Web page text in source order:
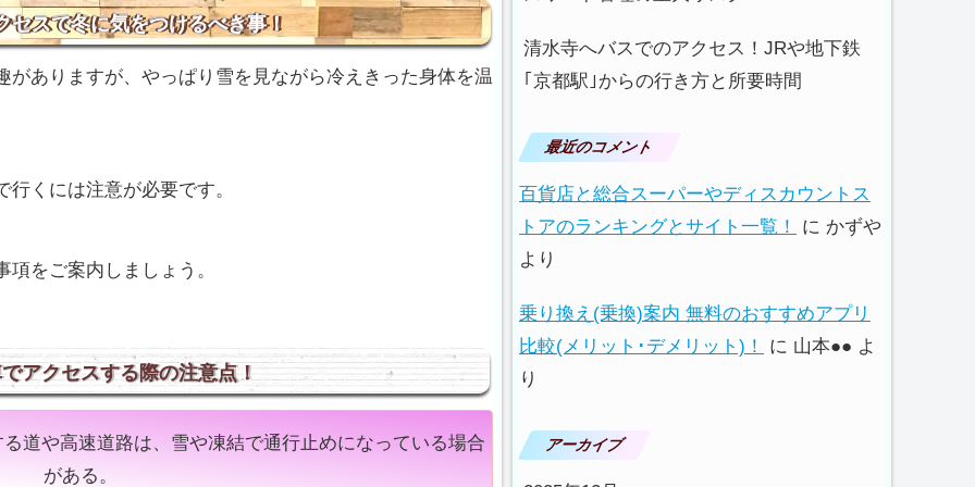
セスで冬に気をつけるべき事！
ありますが、やっぱり雪を見ながら冷えきった身体を温
くには注意が必要です。
をご案内しましょう。
アクセスする際の注意点！
道や高速道路は、雪や凍結で通行止めになっている場合
がある。
清水寺へバスでのアクセス！JRや地下鉄
｢京都駅｣からの行き方と所要時間
最近のコメント
百貨店と総合スーパーやディスカウントス
トアのランキングとサイト一覧！
に かずや
より
乗り換え(乗換)案内 無料のおすすめアプリ
比較(メリット･デメリット)！
に 山本●● よ
り
アーカイブ